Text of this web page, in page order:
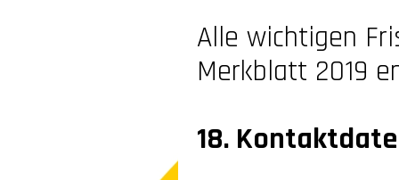
Alle wichtigen
Merkblatt 2019
18.